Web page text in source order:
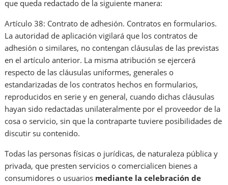
que queda redactado de la siguiente manera:
Artículo 38: Contrato de adhesión. Contratos en formularios.
La autoridad de aplicación vigilará que los contratos de
adhesión o similares, no contengan cláusulas de las previstas
en el artículo anterior. La misma atribución se ejercerá
respecto de las cláusulas uniformes, generales o
estandarizadas de los contratos hechos en formularios,
reproducidos en serie y en general, cuando dichas cláusulas
hayan sido redactadas unilateralmente por el proveedor de la
cosa o servicio, sin que la contraparte tuviere posibilidades de
discutir su contenido.
Todas las personas físicas o jurídicas, de naturaleza pública y
privada, que presten servicios o comercialicen bienes a
consumidores o usuarios mediante la celebración de